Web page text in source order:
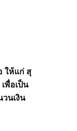
ให้แก่ สุ
พื่อเป็น
นเงิน